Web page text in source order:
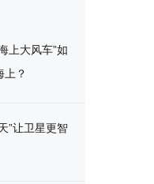
上大风车”如
上？
”让卫星更智